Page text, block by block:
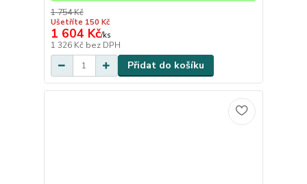
1 754 Kč
Ušetříte 150 Kč
1 604 Kč/ks
1 326 Kč bez DPH
Přidat do košíku